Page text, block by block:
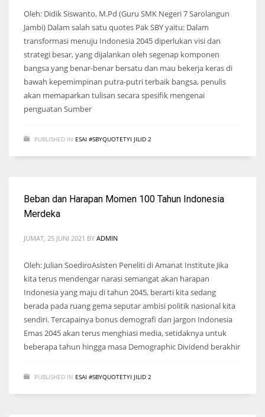
Oleh: Didik Siswanto, M.Pd (Guru SMK Negeri 7 Sarolangun
Jambi) Dalam salah satu quotes Pak SBY yaitu: Dalam
transformasi menuju Indonesia 2045 diperlukan visi dan
strategi besar, yang dijalankan oleh segenap komponen
bangsa yang benar-benar bersatu dan mau bekerja keras di
bawah kepemimpinan putra-putri terbaik bangsa, penulis
akan memaparkan tulisan secara spesifik mengenai
penguatan Sumber
PUBLISHED IN ESAI #SBYQUOTETYI JILID 2
Beban dan Harapan Momen 100 Tahun Indonesia
Merdeka
JUMAT, 25 JUNI 2021 BY ADMIN
Oleh: Julian SoediroAsisten Peneliti di Amanat Institute Jika
kita terus mendengar narasi semangat akan harapan
Indonesia yang maju di tahun 2045, berarti kita sedang
berada pada ruang gema seputar ambisi politik nasional kita
sendiri. Tercapainya bonus demografi dan jargon Indonesia
Emas 2045 akan terus menghiasi media, setidaknya untuk
beberapa tahun hingga masa Demographic Dividend berakhir
PUBLISHED IN ESAI #SBYQUOTETYI JILID 2